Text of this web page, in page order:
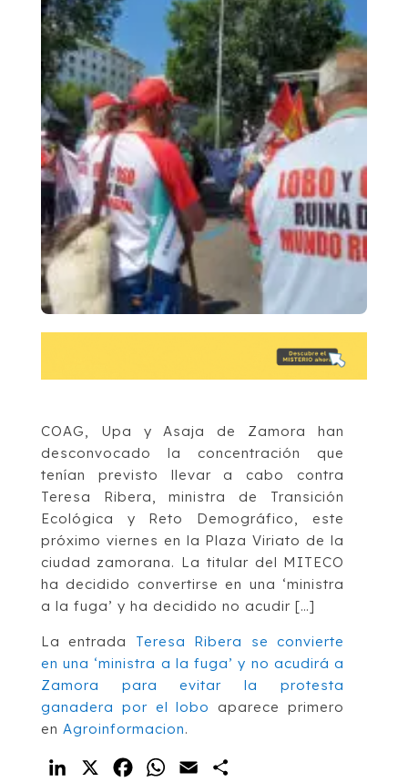
COAG, Upa y Asaja de Zamora han
desconvocado la concentración que
tenían previsto llevar a cabo contra
Teresa Ribera, ministra de Transición
Ecológica y Reto Demográfico, este
próximo viernes en la Plaza Viriato de la
ciudad zamorana. La titular del MITECO
ha decidido convertirse en una ‘ministra
a la fuga’ y ha decidido no acudir […]
La entrada Teresa Ribera se convierte
en una ‘ministra a la fuga’ y no acudirá a
Zamora para evitar la protesta
ganadera por el lobo
aparece primero
en Agroinformacion.
LinkedIn FacebookWhatsApp
Email